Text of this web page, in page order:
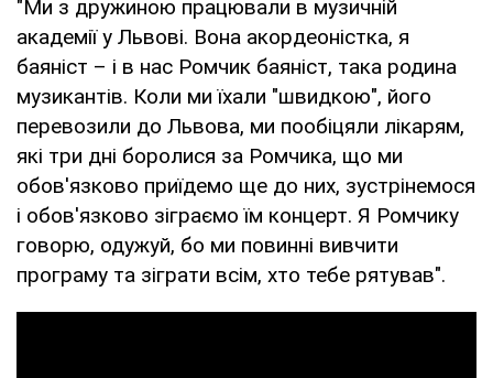
"Ми з дружиною працювали в музичній
академії у Львові. Вона акордеоністка, я
баяніст – і в нас Ромчик баяніст, така родина
музикантів. Коли ми їхали "швидкою", його
перевозили до Львова, ми пообіцяли лікарям,
які три дні боролися за Ромчика, що ми
обов'язково приїдемо ще до них, зустрінемося
і обов'язково зіграємо їм концерт. Я Ромчику
говорю, одужуй, бо ми повинні вивчити
програму та зіграти всім, хто тебе рятував".